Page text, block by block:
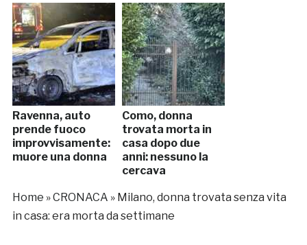
Ravenna, auto
prende fuoco
improvvisamente:
muore una donna
Como, donna
trovata morta in
casa dopo due
anni: nessuno la
cercava
Home »CRONACA » Milano, donna trovata senza vita
in casa: era morta da settimane